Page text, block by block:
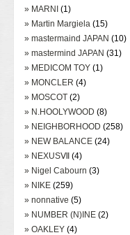
» MARNI (1)
» Martin Margiela (15)
» mastermaind JAPAN (10)
» mastermind JAPAN (31)
» MEDICOM TOY (1)
» MONCLER (4)
» MOSCOT (2)
» N.HOOLYWOOD (8)
» NEIGHBORHOOD (258)
» NEW BALANCE (24)
» NEXUSⅦ (4)
» Nigel Cabourn (3)
» NIKE (259)
» nonnative (5)
» NUMBER (N)INE (2)
» OAKLEY (4)